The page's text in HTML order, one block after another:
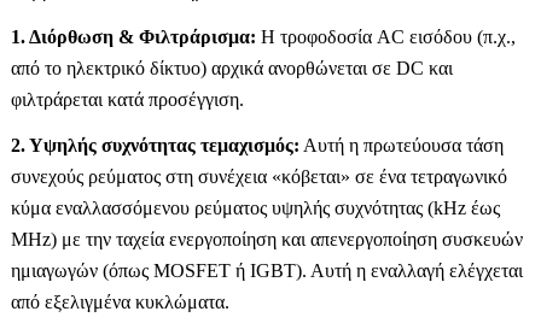
1. Διόρθωση & Φιλτράρισμα: Η τροφοδοσία AC εισόδου (π.χ.,
από το ηλεκτρικό δίκτυο) αρχικά ανορθώνεται σε DC και
φιλτράρεται κατά προσέγγιση.
2. Υψηλής συχνότητας τεμαχισμός: Αυτή η πρωτεύουσα τάση
συνεχούς ρεύματος στη συνέχεια «κόβεται» σε ένα τετραγωνικό
κύμα εναλλασσόμενου ρεύματος υψηλής συχνότητας (kHz έως
MHz) με την ταχεία ενεργοποίηση και απενεργοποίηση συσκευών
ημιαγωγών (όπως MOSFET ή IGBT). Αυτή η εναλλαγή ελέγχεται
από εξελιγμένα κυκλώματα.